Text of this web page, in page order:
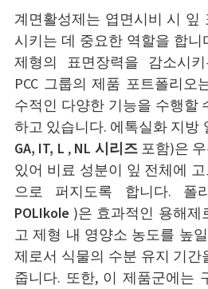
계면활성제는 엽면시비 시 잎
시키는 데 중요한 역할을 합
제형의 표면장력을 감소시
PCC 그룹의 제품 포트폴리오
수적인 다양한 기능을 수행할
하고 있습니다. 에톡실화 지방
GA, IT, L , NL 시리즈포함)은
있어 비료 성분이 잎 전체에
으로 퍼지도록 합니다. 폴
POLIkole )은 효과적인 용해제
고 제형 내 영양소 농도를 높
제로서 식물의 수분 유지 기
줍니다. 또한, 이 제품군에는